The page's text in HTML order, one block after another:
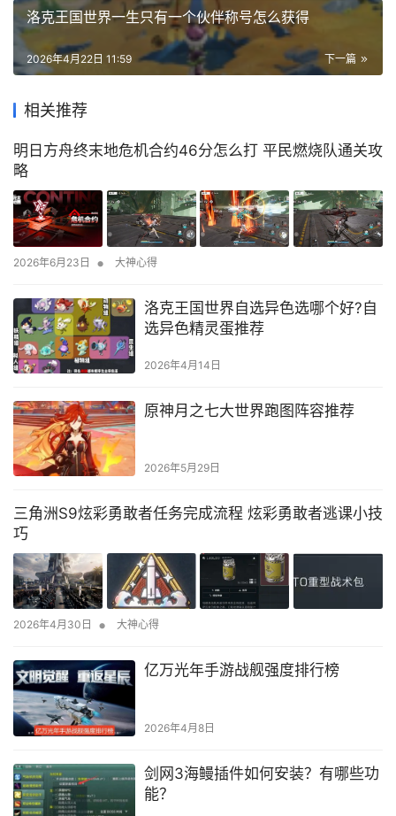
洛克王国世界一生只有一个伙伴称号怎么获得
下一篇
2026年4月22日 11:59
相关推荐
明日方舟终末地危机合约46分怎么打 平民燃烧队通关攻
略
2026年6月23日 • 大神心得
洛克王国世界自选异色选哪个好?自
选异色精灵蛋推荐
2026年4月14日
原神月之七大世界跑图阵容推荐
2026年5月29日
三角洲S9炫彩勇敢者任务完成流程 炫彩勇敢者逃课小技
巧
2026年4月30日 • 大神心得
亿万光年手游战舰强度排行榜
2026年4月8日
剑网3海鳗插件如何安装？有哪些功
能？